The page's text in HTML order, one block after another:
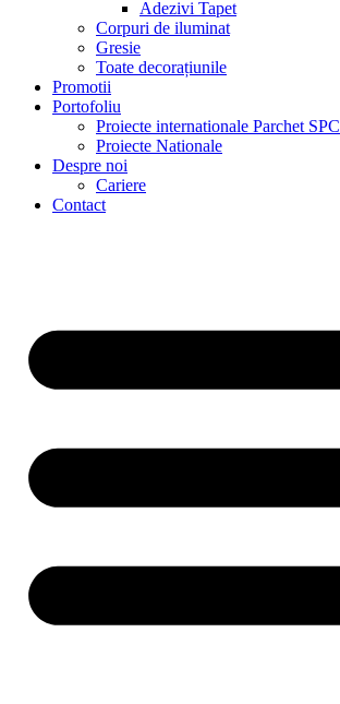
Adezivi Tapet
Corpuri de iluminat
Gresie
Toate decorațiunile
Promotii
Portofoliu
Proiecte internationale Parchet SPC
Proiecte Nationale
Despre noi
Cariere
Contact